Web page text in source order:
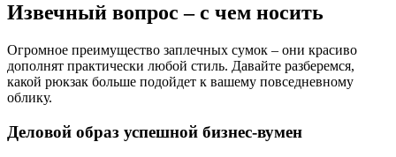
Извечный вопрос – с чем носить
Огромное преимущество заплечных сумок – они красиво
дополнят практически любой стиль. Давайте разберемся,
какой рюкзак больше подойдет к вашему повседневному
облику.
Деловой образ успешной бизнес-вумен